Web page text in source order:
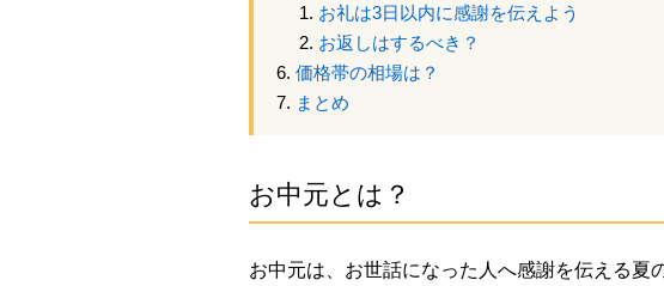
お礼は3日以内に感謝を伝えよう
お返しはするべき？
価格帯の相場は？
まとめ
お中元とは？
お中元は、お世話になった人へ感謝を伝える夏